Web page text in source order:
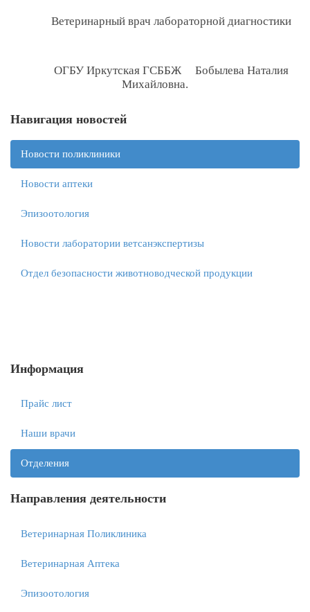
Ветеринарный врач лабораторной диагностики
ОГБУ Иркутская ГСББЖ Бобылева Наталия
Михайловна.
Навигация новостей
Новости поликлиники
Новости аптеки
Эпизоотология
Новости лаборатории ветсанэкспертизы
Отдел безопасности животноводческой продукции
Информация
Прайс лист
Наши врачи
Отделения
Направления деятельности
Ветеринарная Поликлиника
Ветеринарная Аптека
Эпизоотология